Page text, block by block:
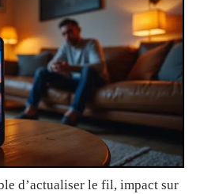
d’actualiser le fil, impact sur